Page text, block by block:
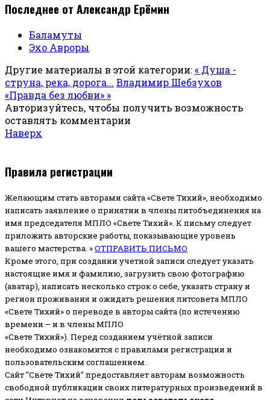
Последнее от Александр Ерёмин
Баламуты
Эхо Авроры
Другие материалы в этой категории:« Душа -
струна, река, дорога... Владимир Шебзухов
«Правда без любви» »
Авторизуйтесь, чтобы получить возможность
оставлять комментарии
Наверх
Правила регистрации
Желающим стать авторами сайта «Свете Тихий», необходимо
написать заявление о принятии в члены литобъединения на
имя председателя МПЛО «Свете Тихий». К письму следует
приложить авторские работы, показывающие уровень
вашего мастерства. »ОТПРАВИТЬ ПИСЬМО
Кроме этого, при создании учетной записи следует указать
настоящие имя и фамилию, загрузить свою фотографию
(аватар), написать несколько строк о себе, указать страну и
регион проживания и ожидать решения литсовета МПЛО
«Свете Тихий» о переводе в авторы сайта (по истечению
времени – и в члены МПЛО
«Свете Тихий»). Перед созданием учётной записи
необходимо ознакомится с правилами регистрации и
пользовательским соглашением.
Сайт "Свете Тихий" предоставляет авторам возможность
свободной публикации своих литературных произведений в